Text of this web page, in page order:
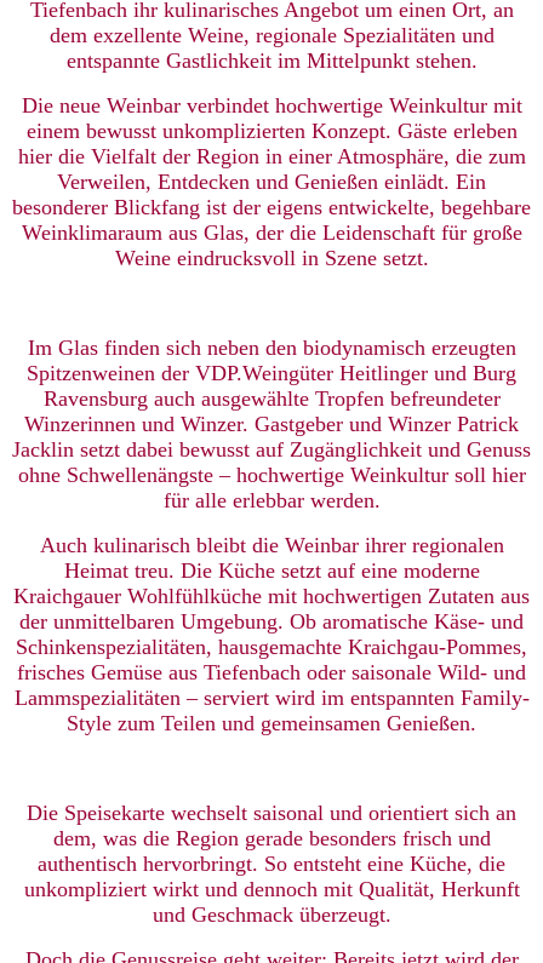
Tiefenbach ihr kulinarisches Angebot um einen Ort, an
dem exzellente Weine, regionale Spezialitäten und
entspannte Gastlichkeit im Mittelpunkt stehen.
Die neue Weinbar verbindet hochwertige Weinkultur mit
einem bewusst unkomplizierten Konzept. Gäste erleben
hier die Vielfalt der Region in einer Atmosphäre, die zum
Verweilen, Entdecken und Genießen einlädt. Ein
besonderer Blickfang ist der eigens entwickelte, begehbare
Weinklimaraum aus Glas, der die Leidenschaft für große
Weine eindrucksvoll in Szene setzt.
Im Glas finden sich neben den biodynamisch erzeugten
Spitzenweinen der VDP.Weingüter Heitlinger und Burg
Ravensburg auch ausgewählte Tropfen befreundeter
Winzerinnen und Winzer. Gastgeber und Winzer Patrick
Jacklin setzt dabei bewusst auf Zugänglichkeit und Genuss
ohne Schwellenängste – hochwertige Weinkultur soll hier
für alle erlebbar werden.
Auch kulinarisch bleibt die Weinbar ihrer regionalen
Heimat treu. Die Küche setzt auf eine moderne
Kraichgauer Wohlfühlküche mit hochwertigen Zutaten aus
der unmittelbaren Umgebung. Ob aromatische Käse- und
Schinkenspezialitäten, hausgemachte Kraichgau-Pommes,
frisches Gemüse aus Tiefenbach oder saisonale Wild- und
Lammspezialitäten – serviert wird im entspannten Family-
Style zum Teilen und gemeinsamen Genießen.
Die Speisekarte wechselt saisonal und orientiert sich an
dem, was die Region gerade besonders frisch und
authentisch hervorbringt. So entsteht eine Küche, die
unkompliziert wirkt und dennoch mit Qualität, Herkunft
und Geschmack überzeugt.